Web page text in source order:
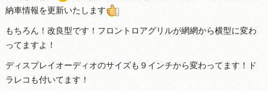
納車情報を更新いたします
もちろん！改良型です！フロントロアグリルが網網から横型に変わ
ってますよ！
ディスプレイオーディオのサイズも９インチから変わってます！ド
ラレコも付いてます！